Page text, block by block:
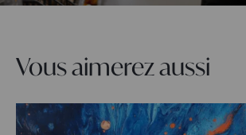
Vous aimerez aussi